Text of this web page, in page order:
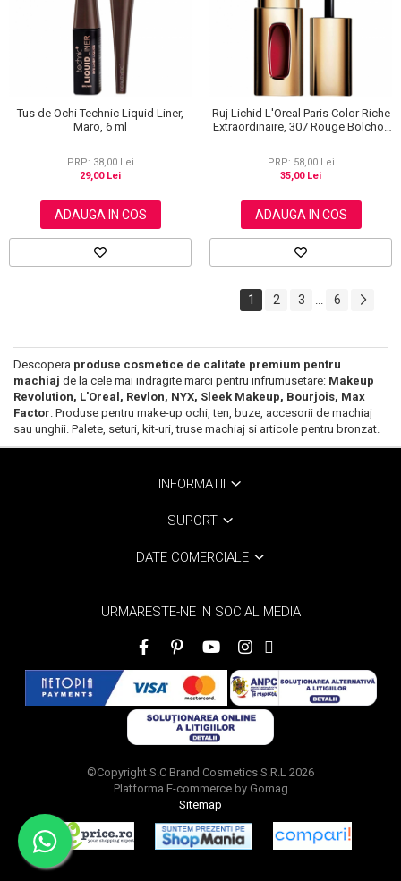
Tus de Ochi Technic Liquid Liner,
Maro, 6 ml
PRP: 38,00 Lei
29,00 Lei
ADAUGA IN COS
Ruj Lichid L'Oreal Paris Color Riche
Extraordinaire, 307 Rouge Bolchoi,
PRP: 58,00 Lei
35,00 Lei
ADAUGA IN COS
1 2 3 ... 6
Descopera produse cosmetice de calitate premium pentru
machiaj de la cele mai indragite marci pentru infrumusetare: Makeup
Revolution, L'Oreal, Revlon, NYX, Sleek Makeup, Bourjois, Max
Factor. Produse pentru make-up ochi, ten, buze, accesorii de machiaj
sau unghii. Palete, seturi, kit-uri, truse machiaj si articole pentru bronzat.
INFORMATII
SUPORT
DATE COMERCIALE
URMARESTE-NE IN SOCIAL MEDIA
©Copyright S.C Brand Cosmetics S.R.L 2026
Platforma E-commerce by Gomag
Sitemap